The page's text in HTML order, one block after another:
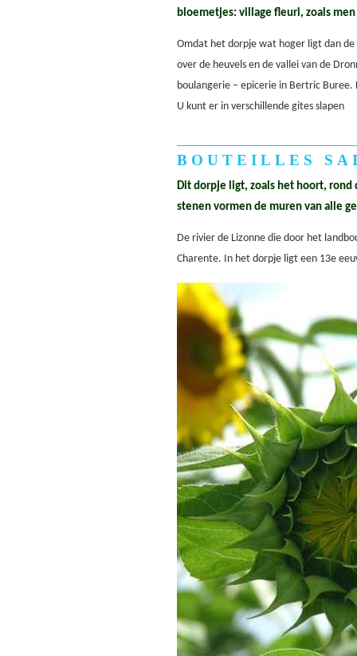
bloemetjes: village fleuri, zoals
Omdat het dorpje wat hoger ligt dan
over de heuvels en de vallei van de
boulangerie – epicerie in Bertric Buree.
U kunt er in verschillende gites slapen
BOUTEILLES
Dit dorpje ligt, zoals het hoort,
stenen vormen de muren van alle
De rivier de Lizonne die door het
Charente. In het dorpje ligt een 13e